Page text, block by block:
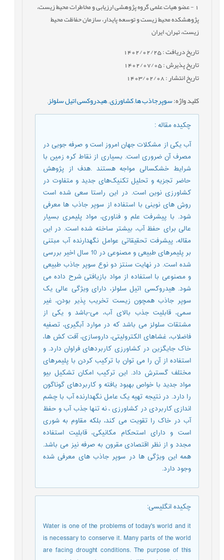
- عضو هیات علمی گروه پژوهشی ارزیابی و مخاطرات محیط زیست،
پژوهشکده محیط زیست و توسعه پایدار، سازمان حفاظت محیط
زیست، تهران، ایران
تاریخ دریافت : 1402/02/25
تاریخ پذیرش : 1402/07/05
تاریخ انتشار : 1403/02/08
کلید واژه:سوپرجاذب ها,کشاورزی,هیدروکسی اتیل سلولز,
چکیده مقاله:
آب یکی از مشکلات جهان امروز است و صرفه جویی در
مصرف آن ضروری است. بسیاری از نقاط کره زمین با
شرایط خشکسالی مواجه هستند .هدف از پژوهش
حاضر تجزیه و تحلیل تکنیک‌های جدید و متفاوت در
کشاورزی نوین است. در این راستا سعی شده است
روش های نوینی با استفاده از سوپر جاذب ها معرفی
شود. با پیشرفت علم و فناوری، مواد پلیمری بسیار
عالی برای حفظ آب، بیشتر ساخته شده است. در این
مقاله، پیشرفت تحقیقاتی عوامل نگهدارنده آب مبتنی
بر پلیمرهای طبیعی و مصنوعی در 10 سال اخیر بررسی
شده است. در نهایت سنتز دو نوع سوپر جاذب طبیعی
و مصنوعی با استفاده از مواد بازیافتی شرح داده می
شود. هیدروکسی اتیل سلولز، دارای ویژگی عالی یک
سوپر جاذب همچون زیست تخریب پذیر بودن، غیر
سمی، قابلیت جذب بالای آب، می-باشد و یکی از
مشتقات سلولز می باشد که در موارد آبگیری، تصفیه
فاضلاب، غشاهای الکترولیتی، داروسازی، آفت کش ها،
خاک جایگزین در کشاورزی کاربردهای فراوان دارد. و
استفاده از آن را می توان با ترکیب کردن با پلیمرهای
مختلف گسترش داد. این ترکیب امکان تشکیل بیو
مواد جدید با خواص بهبود یافته و کاربردهای گوناگون
را دارد. در نتیجه تهیه یک عامل نگهدارنده آب با چشم
اندازی کاربردی در کشاورزی ، نه تنها جذب آب و حفظ
آب در خاک را تقویت می کند، بلکه مقاوم به شوری
است و دارای استحکام مکانیکی، قابلیت استفاده
مجدد و از نظر اقتصادی مقرون به صرفه نیز می باشد.
همه این ویژگی ها در سوپر جاذب های معرفی شده
وجود دارد.
چکیده انگلیسی:
Water is one of the problems of today's world and it
is necessary to conserve it. Many parts of the world
are facing drought conditions. The purpose of this